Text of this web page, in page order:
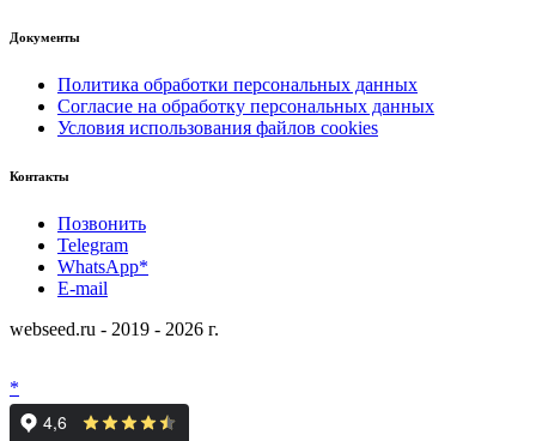
Документы
Политика обработки персональных данных
Согласие на обработку персональных данных
Условия использования файлов cookies
Контакты
Позвонить
Telegram
WhatsApp*
E-mail
webseed.ru - 2019 - 2026 г.
*